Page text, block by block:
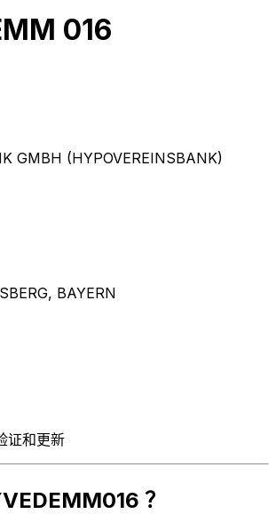
016
GMBH (HYPOVEREINSBANK)
BAYERN
证和更新
？